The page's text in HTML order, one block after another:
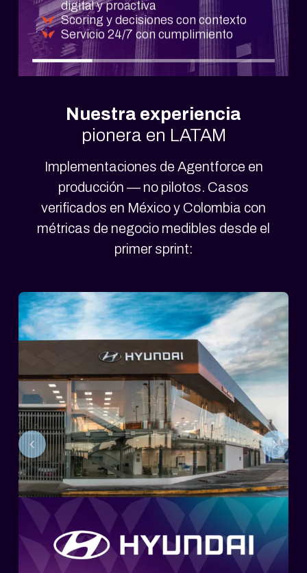
digital y proactiva
Scoring y decisiones con contexto
Servicio 24/7 con cumplimiento
campañas y garantías
Personalización en concesionarios;
soporte predictivo
Promociones dinámicas y
recomendaciones
Voz con handoff a tienda/call center
Supply chain con agentes y
generación de procesos desde
documentación
Nuestra experiencia
pionera en LATAM
Implementaciones de Agentforce en
producción — no pilotos. Casos
verificados en México y Colombia con
métricas de negocio medibles desde el
primer sprint: